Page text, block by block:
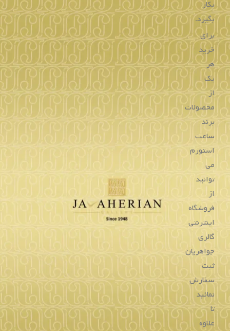
بکار
بگیرد.
برای
خرید
هر
یک
از
محصولات
برند
ساعت
استورم
می
توانید
از
فروشگاه
اینترنتی
گالری
جواهریان
ثبت
سفارش
نمائید
تا
علاوه